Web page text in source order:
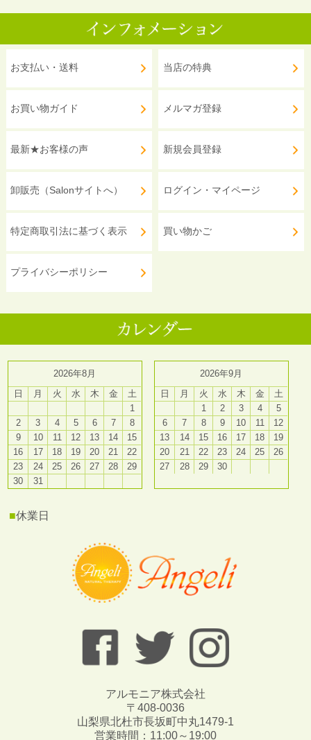
お支払い・送料
お買い物ガイド
最新★お客様の声
卸販売（Salonサイトへ）
特定商取引法に基づく表示
プライバシーポリシー
当店の特典
メルマガ登録
新規会員登録
ログイン・マイページ
買い物かご
2026年8月
日
月 火 水 木 金
土
1
2
3 4 5 6 7
8
9
10 11 12 13 14
15
16
17 18 19 20 21
22
23
24 25 26 27 28
29
30
31
2026年9月
日
月 火 水 木 金
土
1
2 3 4
5
6
7 8 9 10 11
12
13
14 15 16 17 18
19
20
21 22 23 24 25
26
27
28 29 30
■休業日
アルモニア株式会社
〒408-0036
山梨県北杜市長坂町中丸1479-1
営業時間：11:00～19:00